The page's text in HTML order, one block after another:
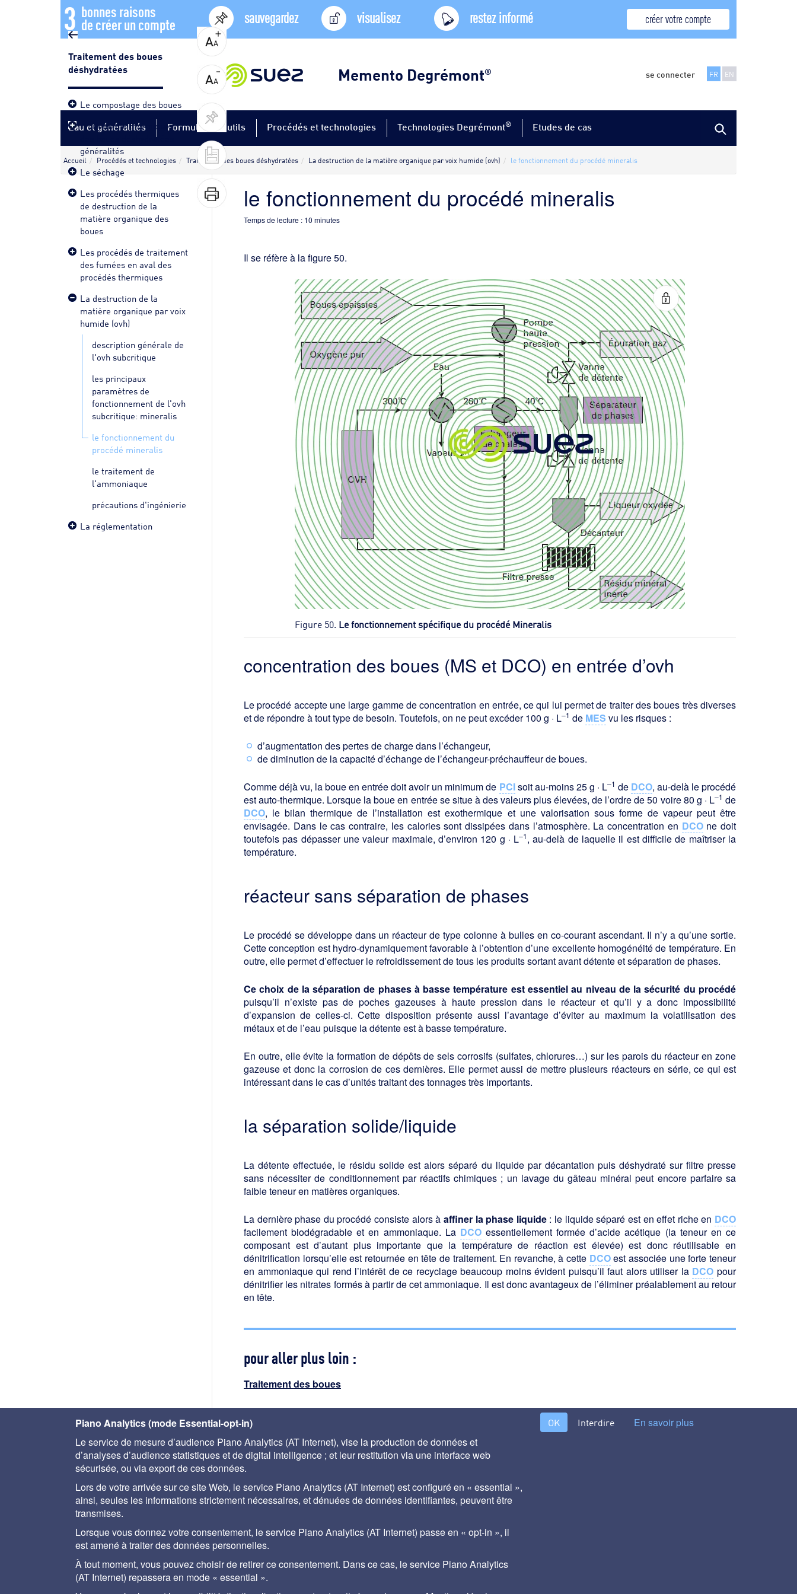
3 bonnes raisons
de créer un compte sauvegardez visualisez restez informé créer votre compte
Memento Degrémont® se connecter FR EN
Eau et généralités Formules et outils Procédés et technologies Technologies Degrémont® Etudes de cas
Accueil Procédés et technologies Traitement des boues déshydratées La destruction de la matière organique par voix humide (ovh) le fonctionnement du procédé mineralis
Traitement des boues
déshydratées
Le compostage des boues
Traitements thermiques
des boues déshydratées -
généralités
Le séchage
Les procédés thermiques
de destruction de la
matière organique des
boues
Les procédés de traitement
des fumées en aval des
procédés thermiques
La destruction de la
matière organique par voix
humide (ovh)
description générale de
l'ovh subcritique
les principaux
paramètres de
fonctionnement de l'ovh
subcritique: mineralis
le fonctionnement du
procédé mineralis
le traitement de
l'ammoniaque
précautions d'ingénierie
La réglementation
le fonctionnement du procédé mineralis
Temps de lecture : 10 minutes
Il se réfère à la figure 50.
Figure 50. Le fonctionnement spécifique du procédé Mineralis
concentration des boues (MS et DCO) en entrée d’ovh
Le procédé accepte une large gamme de concentration en entrée, ce qui lui permet de traiter des boues très diverses
et de répondre à tout type de besoin. Toutefois, on ne peut excéder 100 g · L–1 de MES vu les risques :
d’augmentation des pertes de charge dans l’échangeur,
de diminution de la capacité d’échange de l’échangeur-préchauffeur de boues.
Comme déjà vu, la boue en entrée doit avoir un minimum de PCIsoit au-moins 25 g · L–1 de DCO, au-delà le procédé
est auto-thermique. Lorsque la boue en entrée se situe à des valeurs plus élevées, de l’ordre de 50 voire 80 g · L–1 de
DCO, le bilan thermique de l’installation est exothermique et une valorisation sous forme de vapeur peut être
envisagée. Dans le cas contraire, les calories sont dissipées dans l’atmosphère. La concentration en DCOne doit
toutefois pas dépasser une valeur maximale, d’environ 120 g · L–1, au-delà de laquelle il est difficile de maîtriser la
température.
réacteur sans séparation de phases
Le procédé se développe dans un réacteur de type colonne à bulles en co-courant ascendant. Il n’y a qu’une sortie.
Cette conception est hydro-dynamiquement favorable à l’obtention d’une excellente homogénéité de température. En
outre, elle permet d’effectuer le refroidissement de tous les produits sortant avant détente et séparation de phases.
Ce choix de la séparation de phases à basse température est essentiel au niveau de la sécurité du procédé
puisqu’il n’existe pas de poches gazeuses à haute pression dans le réacteur et qu’il y a donc impossibilité
d’expansion de celles-ci. Cette disposition présente aussi l’avantage d’éviter au maximum la volatilisation des
métaux et de l’eau puisque la détente est à basse température.
En outre, elle évite la formation de dépôts de sels corrosifs (sulfates, chlorures…) sur les parois du réacteur en zone
gazeuse et donc la corrosion de ces dernières. Elle permet aussi de mettre plusieurs réacteurs en série, ce qui est
intéressant dans le cas d’unités traitant des tonnages très importants.
la séparation solide/liquide
La détente effectuée, le résidu solide est alors séparé du liquide par décantation puis déshydraté sur filtre presse
sans nécessiter de conditionnement par réactifs chimiques ; un lavage du gâteau minéral peut encore parfaire sa
faible teneur en matières organiques.
La dernière phase du procédé consiste alors à affiner la phase liquide: le liquide séparé est en effet riche en DCO
facilement biodégradable et en ammoniaque. La DCOessentiellement formée d’acide acétique (la teneur en ce
composant est d’autant plus importante que la température de réaction est élevée) est donc réutilisable en
dénitrification lorsqu’elle est retournée en tête de traitement. En revanche, à cette DCOest associée une forte teneur
en ammoniaque qui rend l’intérêt de ce recyclage beaucoup moins évident puisqu’il faut alors utiliser la DCO pour
dénitrifier les nitrates formés à partir de cet ammoniaque. Il est donc avantageux de l’éliminer préalablement au retour
en tête.
pour aller plus loin :
Traitement des boues
< les principaux paramètres de fonctionnement de
l'ovh subcritique: mineralis
A propos Aide
Le Memento Degrémont® de SUEZ met à disposition des praticiens du traitement de l'eau, les bases des différents procédés et technologies du traitement de l’eau
ainsi que des solutions degremont® appliquées aux filières de traitement et adaptées à chaque utilisation de l’eau. Conçu par des hommes de terrain pour des
hommes de terrain, cet outil précieux est indispensable aux responsables de site, responsables environnementaux, responsables qualité, responsables
Piano Analytics (mode Essential-opt-in)
Le service de mesure d’audience Piano Analytics (AT Internet), vise la production de données et
d’analyses d’audience statistiques et de digital intelligence ; et leur restitution via une interface web
sécurisée, ou via export de ces données.
Lors de votre arrivée sur ce site Web, le service Piano Analytics (AT Internet) est configuré en « essential »,
ainsi, seules les informations strictement nécessaires, et dénuées de données identifiantes, peuvent être
transmises.
Lorsque vous donnez votre consentement, le service Piano Analytics (AT Internet) passe en « opt-in », il
est amené à traiter des données personnelles.
À tout moment, vous pouvez choisir de retirer ce consentement. Dans ce cas, le service Piano Analytics
(AT Internet) repassera en mode « essential ».
OK Interdire En savoir plus